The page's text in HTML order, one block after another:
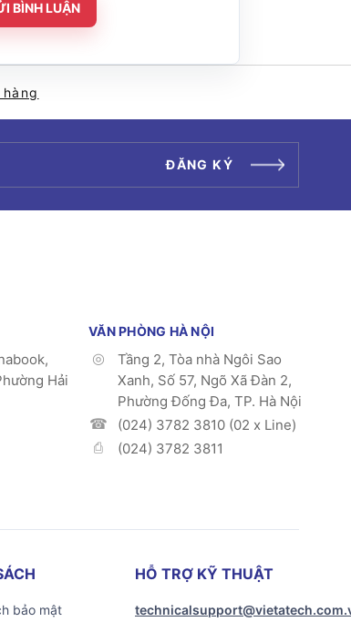
BÌNH LUẬN
ĐĂNG KÝ
Hải
VĂN PHÒNG HÀ NỘI
Tầng 2, Tòa nhà Ngôi Sao
Xanh, Số 57, Ngõ Xã Đàn 2,
Phường Đống Đa, TP. Hà Nội
(024) 3782 3810 (02 x Line)
(024) 3782 3811
bảo mật
HỖ TRỢ KỸ THUẬT